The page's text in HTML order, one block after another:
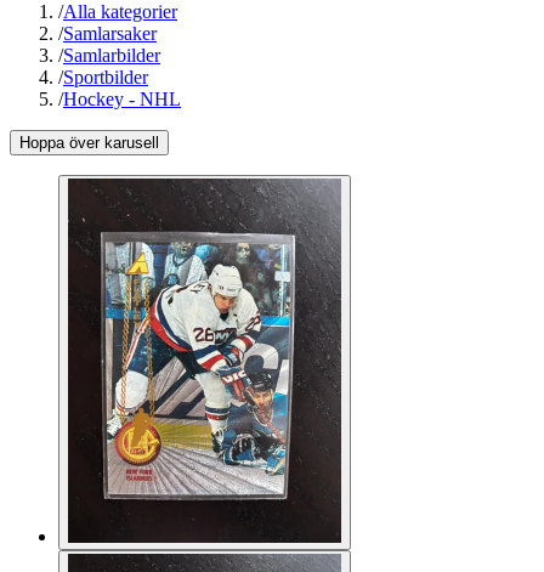
/Alla kategorier
/Samlarsaker
/Samlarbilder
/Sportbilder
/Hockey - NHL
Hoppa över karusell